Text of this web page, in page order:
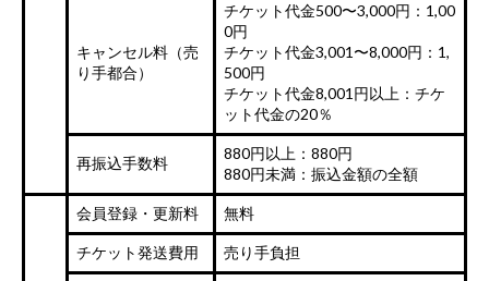
キャンセル料（売
り手都合）
チケット代金500〜3,000円：1,00
0円
チケット代金3,001〜8,000円：1,
500円
チケット代金8,001円以上：チケ
ット代金の20％
再振込手数料
880円以上：880円
880円未満：振込金額の全額
会員登録・更新料 無料
チケット発送費用 売り手負担